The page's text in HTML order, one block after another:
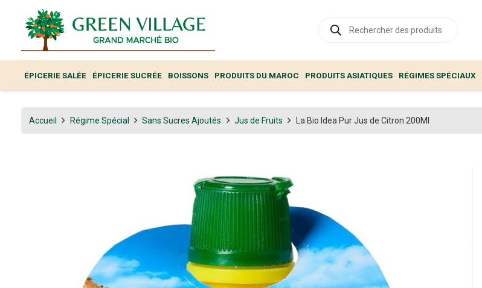
produits
ÉPICERIE SALÉE ÉPICERIE SUCRÉE BOISSONS PRODUITS DU MAROC PRODUITS ASIATIQUES RÉGIMES SPÉCIAUX
Accueil Régime Spécial Sans Sucres Ajoutés Jus de Fruits La Bio Idea Pur Jus de Citron 200Ml